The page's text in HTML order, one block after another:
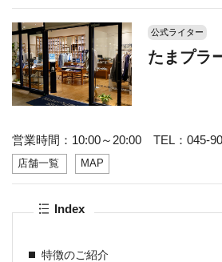
公式ライター
たまプラ
営業時間：10:00～20:00 TEL：045-
店舗一覧 MAP
Index
特徴のご紹介